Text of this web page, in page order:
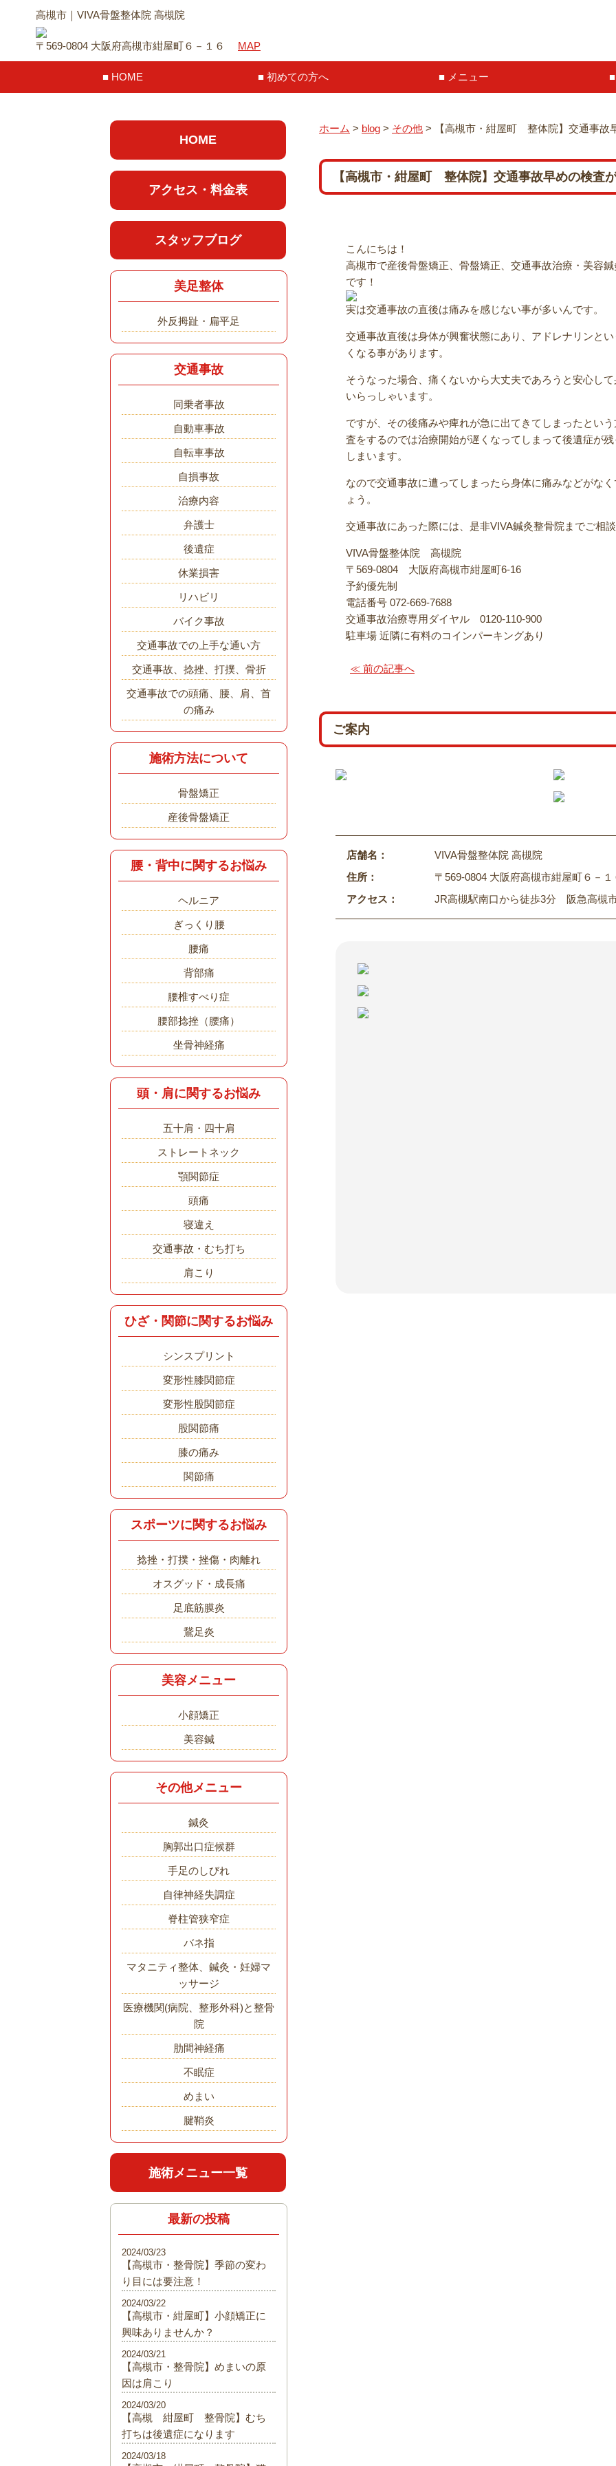
高槻市｜VIVA骨盤整体院 高槻院
〒569-0804 大阪府高槻市紺屋町６－１６ MAP
HOME 初めての方へ メニュー
ホーム > blog > その他 > 【高槻市・紺屋町 整体院】交通事故
【高槻市・紺屋町 整体院】交通事故早めの検査
こんにちは！
高槻市で産後骨盤矯正、骨盤矯正、交通事故治療・美容
です！
実は交通事故の直後は痛みを感じない事が多いんです。
交通事故直後は身体が興奮状態にあり、アドレナリンと
くなる事があります。
そうなった場合、痛くないから大丈夫であろうと安心し
いらっしゃいます。
ですが、その後痛みや痺れが急に出てきてしまったとい
査をするのでは治療開始が遅くなってしまって後遺症が
しまいます。
なので交通事故に遭ってしまったら身体に痛みなどがな
ょう。
交通事故にあった際には、是非VIVA鍼灸整骨院までご相談
VIVA骨盤整体院 高槻院
〒569-0804 大阪府高槻市紺屋町6-16
予約優先制
電話番号 072-669-7688
交通事故治療専用ダイヤル 0120-110-900
駐車場 近隣に有料のコインパーキングあり
≪ 前の記事へ
ご案内
店舗名：
VIVA骨盤整体院 高槻院
住所：
〒569-0804 大阪府高槻市紺屋町６－１
アクセス：
JR高槻駅南口から徒歩3分 阪急高槻
HOME
アクセス・料金表
スタッフブログ
美足整体
外反拇趾・扁平足
交通事故
同乗者事故
自動車事故
自転車事故
自損事故
治療内容
弁護士
後遺症
休業損害
リハビリ
バイク事故
交通事故での上手な通い方
交通事故、捻挫、打撲、骨折
交通事故での頭痛、腰、肩、首
の痛み
施術方法について
骨盤矯正
産後骨盤矯正
腰・背中に関するお悩み
ヘルニア
ぎっくり腰
腰痛
背部痛
腰椎すべり症
腰部捻挫（腰痛）
坐骨神経痛
頭・肩に関するお悩み
五十肩・四十肩
ストレートネック
顎関節症
頭痛
寝違え
交通事故・むち打ち
肩こり
ひざ・関節に関するお悩み
シンスプリント
変形性膝関節症
変形性股関節症
股関節痛
膝の痛み
関節痛
スポーツに関するお悩み
捻挫・打撲・挫傷・肉離れ
オスグッド・成長痛
足底筋膜炎
鵞足炎
美容メニュー
小顔矯正
美容鍼
その他メニュー
鍼灸
胸郭出口症候群
手足のしびれ
自律神経失調症
脊柱管狭窄症
バネ指
マタニティ整体、鍼灸・妊婦マ
ッサージ
医療機関(病院、整形外科)と整骨
院
肋間神経痛
不眠症
めまい
腱鞘炎
施術メニュー一覧
最新の投稿
【高槻市・整骨院】季節の変わ
り目には要注意！
2024/03/23
【高槻市・紺屋町】小顔矯正に
興味ありませんか？
2024/03/22
【高槻市・整骨院】めまいの原
因は肩こり
2024/03/21
【高槻 紺屋町 整骨院】むち
打ちは後遺症になります
2024/03/20
2024/03/18